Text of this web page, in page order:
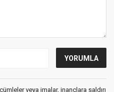
veya imalar, inançlara saldırı